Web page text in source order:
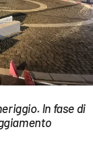
In fase di